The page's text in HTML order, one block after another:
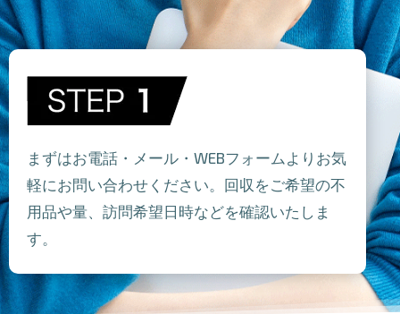
まずはお電話・メール・WEBフォームよりお気
軽にお問い合わせください。回収をご希望の不
用品や量、訪問希望日時などを確認いたしま
す。